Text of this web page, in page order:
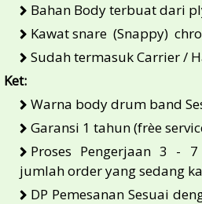
Bahan Body terbuat dari
Kawat snare (Snappy)
Sudah termasuk Carrier /
Ket:
Warna body drum band
Garansi 1 tahun (frèe
Proses Pengerjaan 3 -
jumlah order yang sedang
DP Pemesanan Sesuai